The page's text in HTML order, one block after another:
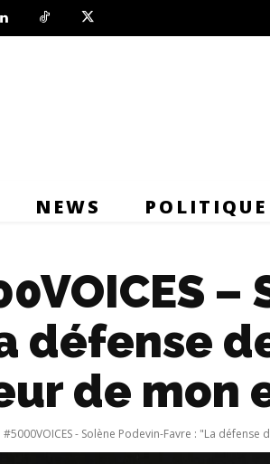
NEWS POLITIQUE
défense
de mon
#5000VOICES - Solène Podevin-Favre : "La défense